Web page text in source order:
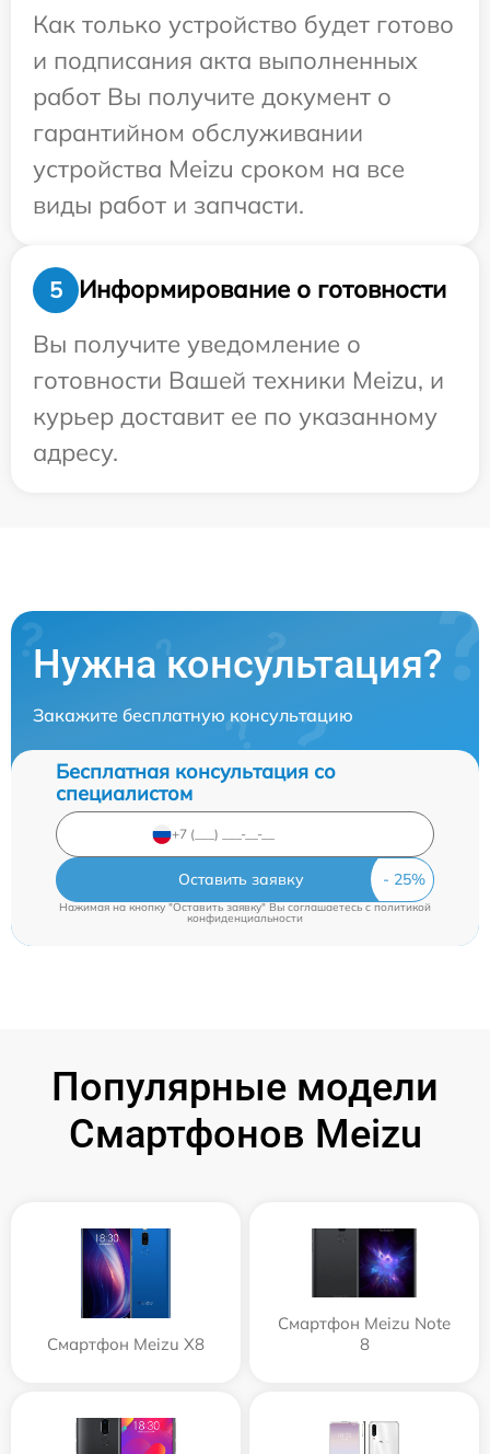
Как только устройство будет готово
и подписания акта выполненных
работ Вы получите документ о
гарантийном обслуживании
устройства Meizu сроком на все
виды работ и запчасти.
5
Информирование о готовности
Вы получите уведомление о
готовности Вашей техники Meizu, и
курьер доставит ее по указанному
адресу.
Нужна консультация?
Закажите бесплатную консультацию
Бесплатная консультация со
специалистом
Оставить заявку
Нажимая на кнопку "Оставить заявку" Вы соглашаетесь cполитикой
конфиденциальности
Популярные модели
Смартфонов Meizu
Смартфон Meizu X8
Смартфон Meizu Note
8